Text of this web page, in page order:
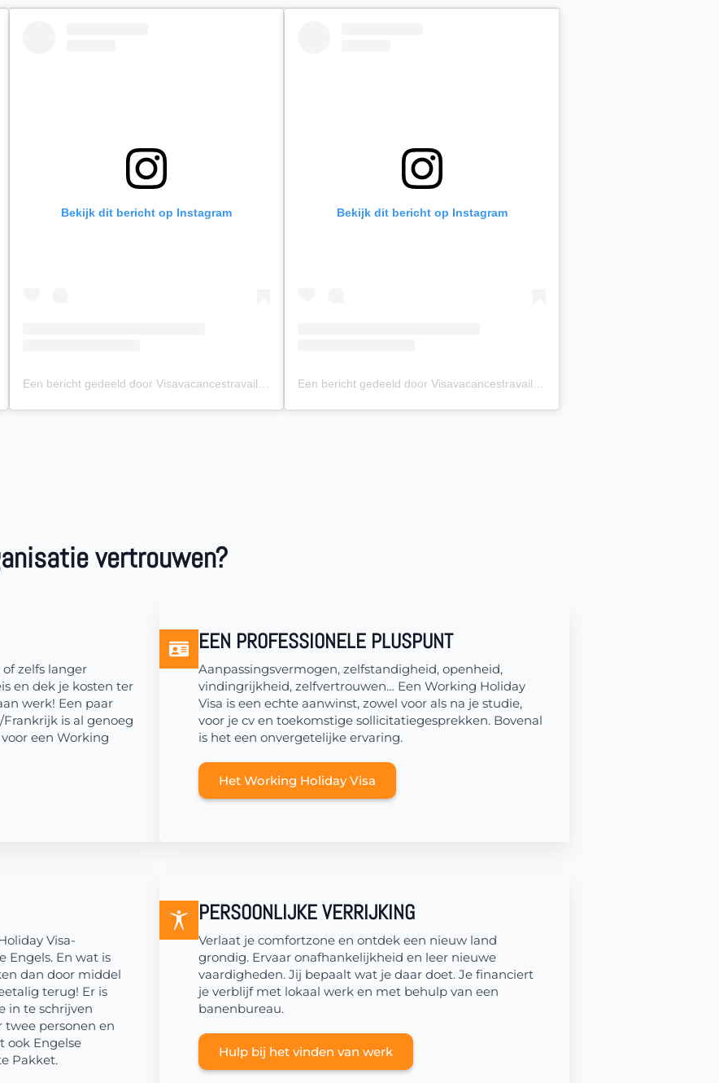
Bekijk dit bericht op Instagram
Een bericht gedeeld door Visavacancestravail.be (@visa_vacances_travail)
Bekijk dit bericht op Instagram
Een bericht gedeeld door Visavacancestravail.be (@visa_vacances_travail)
vertrouwen?
zelfs langer
en dek je kosten ter
werk! Een paar
is al genoeg
een Working
EEN PROFESSIONELE PLUSPUNT
Aanpassingsvermogen, zelfstandigheid, openheid,
vindingrijkheid, zelfvertrouwen… Een Working Holiday
Visa is een echte aanwinst, zowel voor als na je studie,
voor je cv en toekomstige sollicitatiegesprekken. Bovenal
is het een onvergetelijke ervaring.
Het Working Holiday Visa
Visa-
Engels. En wat is
dan door middel
terug! Er is
in te schrijven
twee personen en
ook Engelse
Pakket.
PERSOONLIJKE VERRIJKING
Verlaat je comfortzone en ontdek een nieuw land
grondig. Ervaar onafhankelijkheid en leer nieuwe
vaardigheden. Jij bepaalt wat je daar doet. Je financiert
je verblijf met lokaal werk en met behulp van een
banenbureau.
Hulp bij het vinden van werk